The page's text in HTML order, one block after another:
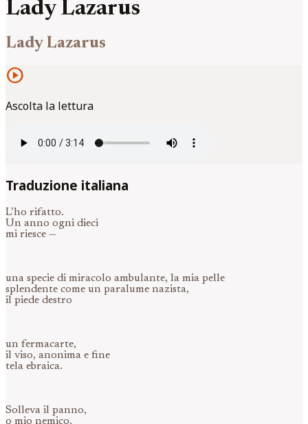
Lady Lazarus
Lady Lazarus
play_circle
Ascolta la lettura
Traduzione italiana
L’ho rifatto.
Un anno ogni dieci
mi riesce —
una specie di miracolo ambulante, la mia pelle
splendente come un paralume nazista,
il piede destro
un fermacarte,
il viso, anonima e fine
tela ebraica.
Solleva il panno,
o mio nemico.